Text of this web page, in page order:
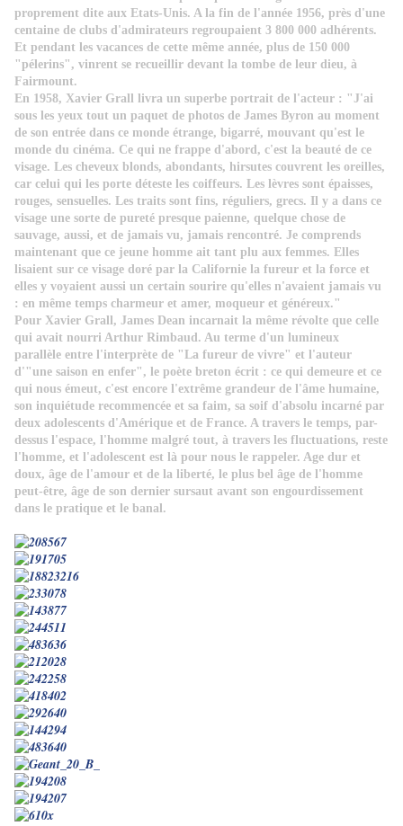
proprement dite aux Etats-Unis. A la fin de l'année 1956, près d'une
centaine de clubs d'admirateurs regroupaient 3 800 000 adhérents.
Et pendant les vacances de cette même année, plus de 150 000
"pélerins", vinrent se recueillir devant la tombe de leur dieu, à
Fairmount.
En 1958, Xavier Grall livra un superbe portrait de l'acteur : "J'ai
sous les yeux tout un paquet de photos de James Byron au moment
de son entrée dans ce monde étrange, bigarré, mouvant qu'est le
monde du cinéma. Ce qui ne frappe d'abord, c'est la beauté de ce
visage. Les cheveux blonds, abondants, hirsutes couvrent les oreilles,
car celui qui les porte déteste les coiffeurs. Les lèvres sont épaisses,
rouges, sensuelles. Les traits sont fins, réguliers, grecs. Il y a dans ce
visage une sorte de pureté presque paienne, quelque chose de
sauvage, aussi, et de jamais vu, jamais rencontré. Je comprends
maintenant que ce jeune homme ait tant plu aux femmes. Elles
lisaient sur ce visage doré par la Californie la fureur et la force et
elles y voyaient aussi un certain sourire qu'elles n'avaient jamais vu
: en même temps charmeur et amer, moqueur et généreux."
Pour Xavier Grall, James Dean incarnait la même révolte que celle
qui avait nourri Arthur Rimbaud. Au terme d'un lumineux
parallèle entre l'interprète de "La fureur de vivre" et l'auteur
d'"une saison en enfer", le poète breton écrit : ce qui demeure et ce
qui nous émeut, c'est encore l'extrême grandeur de l'âme humaine,
son inquiétude recommencée et sa faim, sa soif d'absolu incarné par
deux adolescents d'Amérique et de France. A travers le temps, par-
dessus l'espace, l'homme malgré tout, à travers les fluctuations, reste
l'homme, et l'adolescent est là pour nous le rappeler. Age dur et
doux, âge de l'amour et de la liberté, le plus bel âge de l'homme
peut-être, âge de son dernier sursaut avant son engourdissement
dans le pratique et le banal.